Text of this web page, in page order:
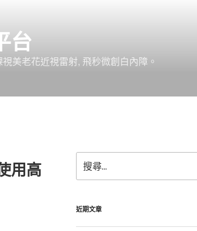
台
美老花近視雷射, 飛秒微創白內障。
用高
尋
關
字:
近期文章